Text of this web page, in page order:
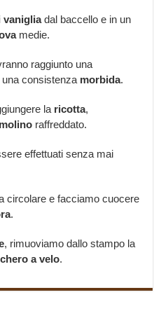
vanigliadal baccello e in un
medie.
raggiunto una
una consistenza morbida.
la ricotta,
raffreddato.
effettuati senza mai
circolare e facciamo cuocere
.
, rimuoviamo dallo stampo la
a velo.